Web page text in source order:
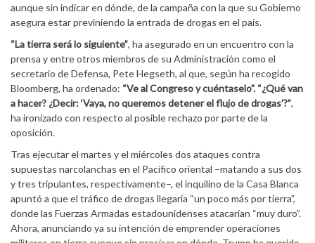
aunque sin indicar en dónde, de la campaña con la que su Gobierno
asegura estar previniendo la entrada de drogas en el país.
“La tierra será lo siguiente”, ha asegurado en un encuentro con la
prensa y entre otros miembros de su Administración como el
secretario de Defensa, Pete Hegseth, al que, según ha recogido
Bloomberg, ha ordenado: “Ve al Congreso y cuéntaselo”. “¿Qué van
a hacer? ¿Decir: ‘Vaya, no queremos detener el flujo de drogas’?”,
ha ironizado con respecto al posible rechazo por parte de la
oposición.
Tras ejecutar el martes y el miércoles dos ataques contra
supuestas narcolanchas en el Pacífico oriental –matando a sus dos
y tres tripulantes, respectivamente–, el inquilino de la Casa Blanca
apuntó a que el tráfico de drogas llegaría “un poco más por tierra”,
donde las Fuerzas Armadas estadounidenses atacarían “muy duro”.
Ahora, anunciando ya su intención de emprender operaciones